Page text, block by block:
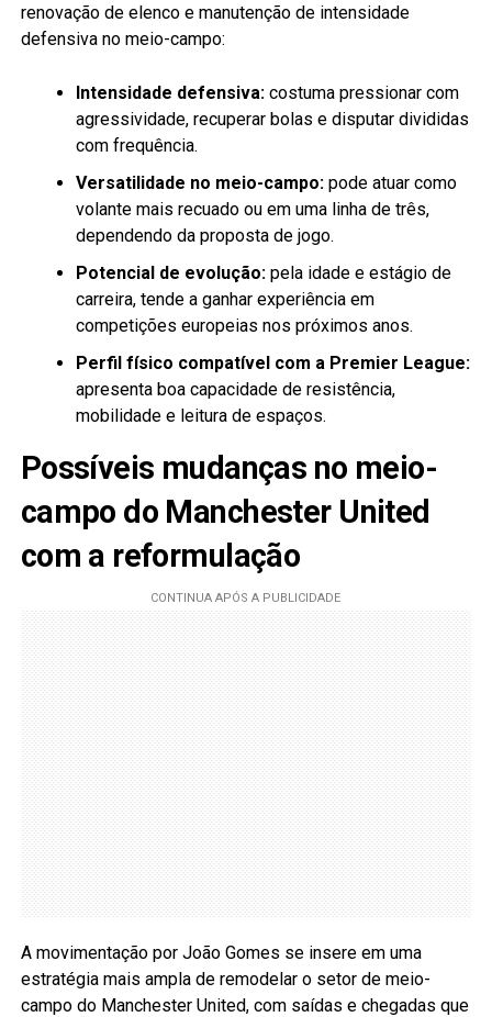
renovação de elenco e manutenção de intensidade
defensiva no meio-campo:
Intensidade defensiva:costuma pressionar com
agressividade, recuperar bolas e disputar divididas
com frequência.
Versatilidade no meio-campo:pode atuar como
volante mais recuado ou em uma linha de três,
dependendo da proposta de jogo.
Potencial de evolução:pela idade e estágio de
carreira, tende a ganhar experiência em
competições europeias nos próximos anos.
Perfil físico compatível com a Premier League:
apresenta boa capacidade de resistência,
mobilidade e leitura de espaços.
Possíveis mudanças no meio-
campo do Manchester United
com a reformulação
A movimentação por João Gomes se insere em uma
estratégia mais ampla de remodelar o setor de meio-
campo do Manchester United, com saídas e chegadas que